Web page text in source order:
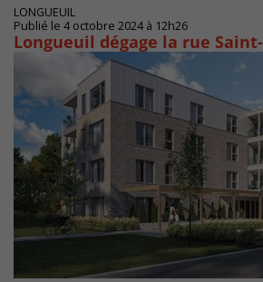
LONGUEUIL
Publié le 4 octobre 2024 à 12h26
Longueuil dégage la rue